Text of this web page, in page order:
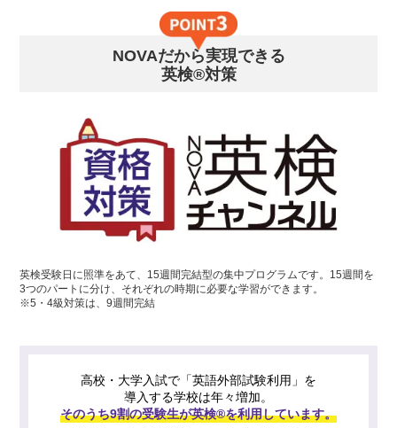
NOVAだから実現できる
英検®対策
英検受験日に照準をあて、15週間完結型の集中プログラムです。15週間を
3つのパートに分け、それぞれの時期に必要な学習ができます。
※5・4級対策は、9週間完結
高校・大学入試で「英語外部試験利用」を
導入する学校は年々増加。
そのうち9割の受験生が英検®を利用しています。